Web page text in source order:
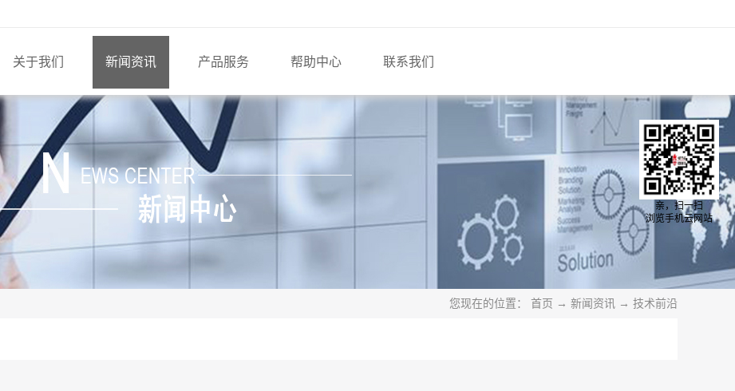
关于我们 新闻资讯 产品服务 帮助中心 联系我们
您现在的位置： 首页 → 新闻资讯 → 技术前沿
亲，扫一扫
浏览手机云网站